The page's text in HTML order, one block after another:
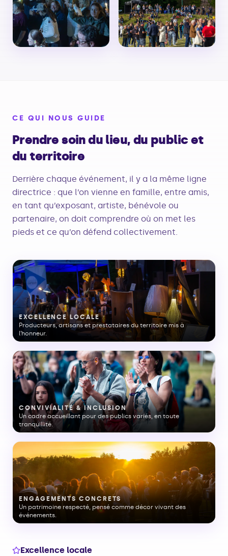
CE QUI NOUS GUIDE
Prendre soin du lieu, du public et
du territoire
Derrière chaque événement, il y a la même ligne
directrice : que l’on vienne en famille, entre amis,
en tant qu’exposant, artiste, bénévole ou
partenaire, on doit comprendre où on met les
pieds et ce qu’on défend collectivement.
EXCELLENCE LOCALE
Producteurs, artisans et prestataires du territoire mis à
l’honneur.
CONVIVIALITÉ & INCLUSION
Un cadre accueillant pour des publics variés, en toute
tranquillité.
ENGAGEMENTS CONCRETS
Un patrimoine respecté, pensé comme décor vivant des
événements.
Excellence locale